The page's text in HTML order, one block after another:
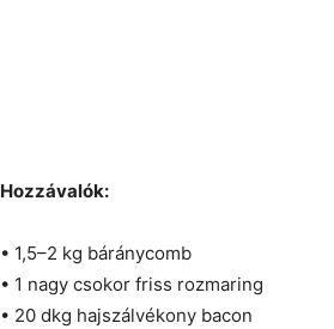
Hozzávalók:
• 1,5–2 kg báránycomb
• 1 nagy csokor friss rozmaring
• 20 dkg hajszálvékony bacon